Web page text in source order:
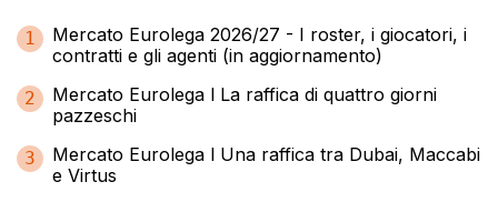
1
Mercato Eurolega 2026/27 - I roster, i giocatori, i
contratti e gli agenti (in aggiornamento)
2
Mercato Eurolega l La raffica di quattro giorni
pazzeschi
3
Mercato Eurolega l Una raffica tra Dubai, Maccabi
e Virtus